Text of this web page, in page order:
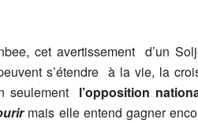
cet avertissement d’un
s’étendre à la vie, la
seulement l’opposition
mais elle entend gagner